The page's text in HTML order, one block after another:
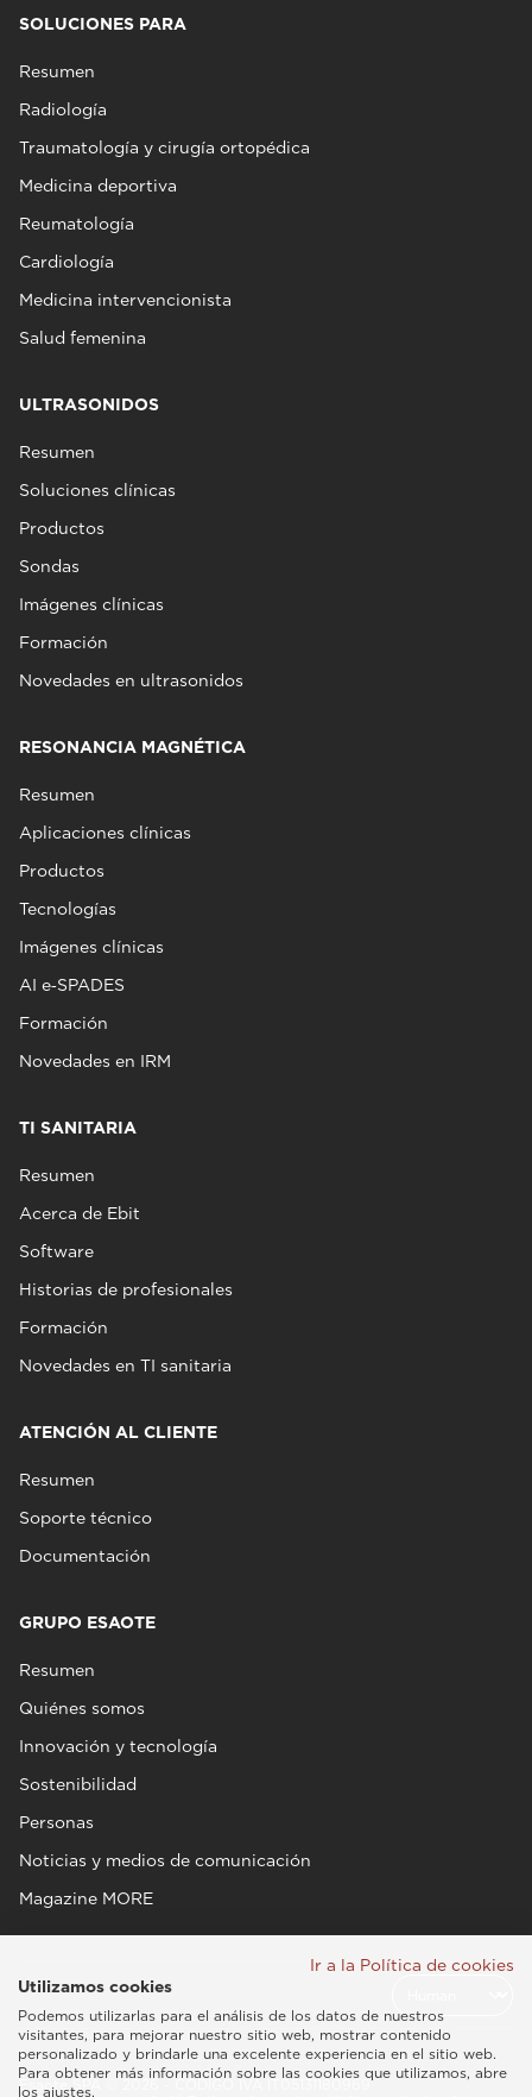
SOLUCIONES PARA
Resumen
Radiología
Traumatología y cirugía ortopédica
Medicina deportiva
Reumatología
Cardiología
Medicina intervencionista
Salud femenina
ULTRASONIDOS
Resumen
Soluciones clínicas
Productos
Sondas
Imágenes clínicas
Formación
Novedades en ultrasonidos
RESONANCIA MAGNÉTICA
Resumen
Aplicaciones clínicas
Productos
Tecnologías
Imágenes clínicas
AI e‑SPADES
Formación
Novedades en IRM
TI SANITARIA
Resumen
Acerca de Ebit
Software
Historias de profesionales
Formación
Novedades en TI sanitaria
ATENCIÓN AL CLIENTE
Resumen
Soporte técnico
Documentación
GRUPO ESAOTE
Resumen
Quiénes somos
Innovación y tecnología
Sostenibilidad
Personas
Noticias y medios de comunicación
Magazine MORE
Esaote SPA © 2026 - CÓDIGO IVA IT05131180969
Ir a la Política de cookies
Utilizamos cookies
Podemos utilizarlas para el análisis de los datos de nuestros
visitantes, para mejorar nuestro sitio web, mostrar contenido
personalizado y brindarle una excelente experiencia en el sitio web.
Para obtener más información sobre las cookies que utilizamos, abre
los ajustes.